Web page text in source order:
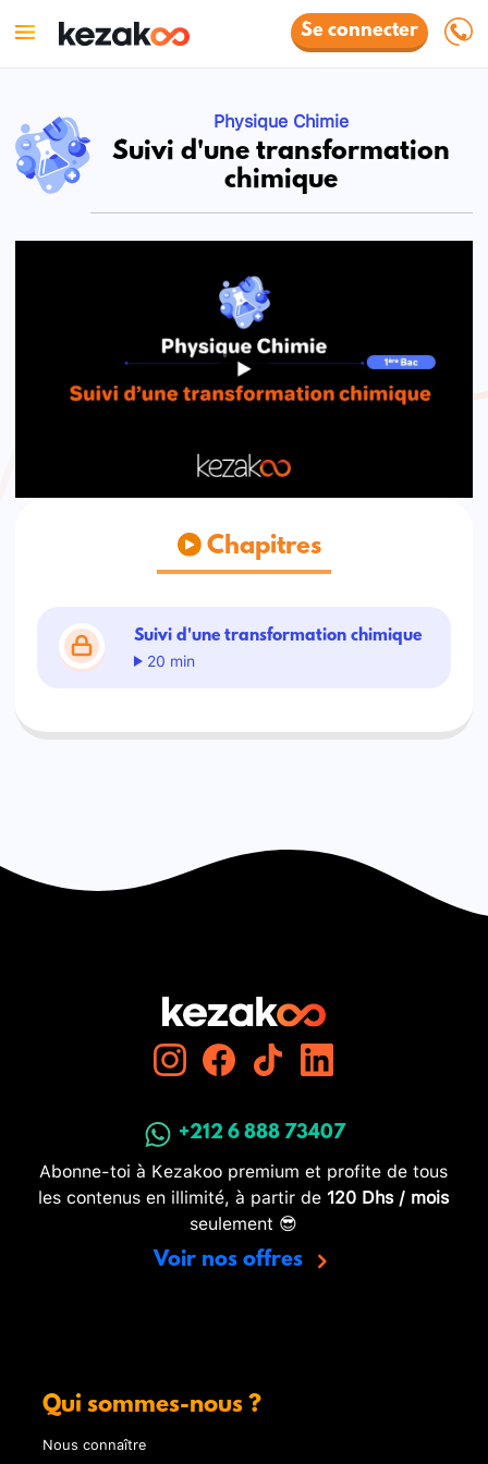
Se connecter
Physique Chimie
Suivi d'une transformation
chimique
Chapitres
Suivi d'une transformation chimique
20 min
+212 6 888 73407
Abonne-toi à Kezakoo premium et profite de tous
les contenus en illimité, à partir de 120 Dhs / mois
seulement 😎
Voir nos offres
Qui sommes-nous ?
Nous connaître